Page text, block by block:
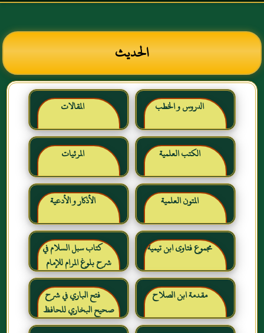
الحديث
الدروس و الخطب المقالات
الكتب العلمية المرئيات
المتون العلمية الأذكار و الأدعية
مجموع فتاوى ابن تيمية
كتاب سبل السلام في
شرح بلوغ المرام للإمام
الصنعاني رحمه الله
مقدمة ابن الصلاح
فتح الباري في شرح
صحيح البخاري للحافظ
ابن حجر العسقلاني